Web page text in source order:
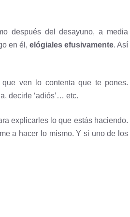
después del desayuno, a media
en él, elógiales efusivamente. Así
ven lo contenta que te pones.
decirle ‘adiós’… etc.
explicarles lo que estás haciendo.
a hacer lo mismo. Y si uno de los